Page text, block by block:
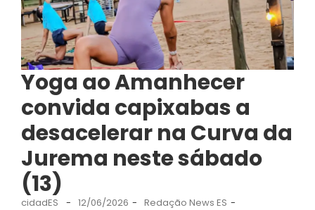
Yoga ao Amanhecer
convida capixabas a
desacelerar na Curva da
Jurema neste sábado
(13)
cidadES - 12/06/2026 - Redação News ES -